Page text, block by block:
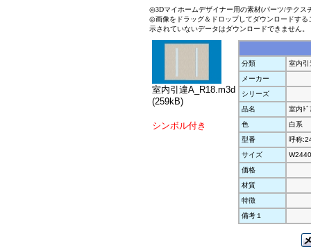
◎3Dマイホームデザイナー用の素材(パーツ/テクス
◎画像をドラッグ＆ドロップしてダウンロードす
示されていないデータはダウンロードできません。
室内引違A_R18.m3d
(259kB)
シンボル付き
分類
室内引
メーカー
シリーズ
品名
室内ﾄ
色
白系
型番
呼称
サイズ
価格
材質
特徴
備考１